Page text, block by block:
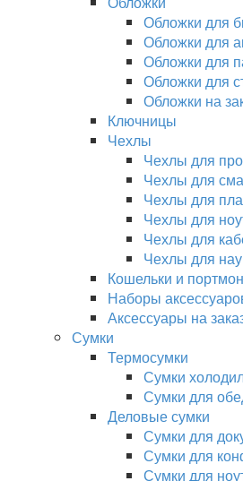
Обложки для
Обложки для
Обложки для
Обложки для
Обложки на
Ключницы
Чехлы
Чехлы для
Чехлы для
Чехлы для
Чехлы для
Чехлы для
Чехлы для
Кошельки и
Наборы
Аксессуары на
Сумки
Термосумки
Сумки
Сумки для
Деловые сумки
Сумки для
Сумки для
Сумки для